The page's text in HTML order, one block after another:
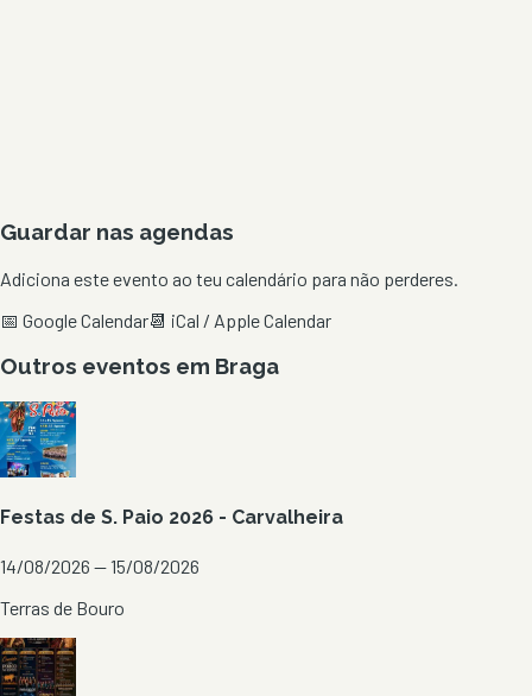
Guardar nas agendas
Adiciona este evento ao teu calendário para não perderes.
📅 Google Calendar📆 iCal / Apple Calendar
Outros eventos em Braga
Festas de S. Paio 2026 - Carvalheira
14/08/2026 — 15/08/2026
Terras de Bouro